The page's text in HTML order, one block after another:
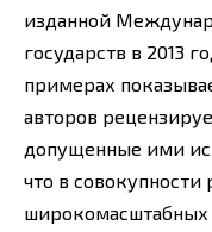
изданной
государств в 2013
примерах
авторов
допущенные ими
что в совокупности